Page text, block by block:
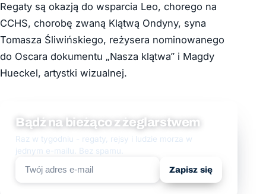
Regaty są okazją do wsparcia Leo, chorego na
CCHS, chorobę zwaną Klątwą Ondyny, syna
Tomasza Śliwińskiego, reżysera nominowanego
do Oscara dokumentu „Nasza klątwa” i Magdy
Hueckel, artystki wizualnej.
Bądź na bieżąco z żeglarstwem
Raz w tygodniu - regaty, rejsy i ludzie morza w
jednym e-mailu. Bez spamu.
Zapisz się